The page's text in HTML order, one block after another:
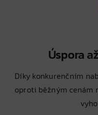
Úspora
Díky konkurenčním
oproti běžným cenám